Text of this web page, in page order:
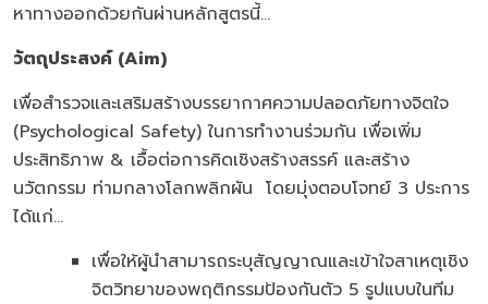
หาทางออกด้วยกันผ่านหลักสูตรนี้...
วัตถุประสงค์(Aim)
เพื่อสำรวจและเสริมสร้างบรรยากาศความปลอดภัยทางจิตใจ
(Psychological Safety) ในการทำงานร่วมกัน เพื่อเพิ่ม
ประสิทธิภาพ & เอื้อต่อการคิดเชิงสร้างสรรค์ และสร้าง
นวัตกรรม ท่ามกลางโลกพลิกผัน โดยมุ่งตอบโจทย์ 3 ประการ
ได้แก่...
เพื่อให้ผู้นำสามารถระบุสัญญาณและเข้าใจสาเหตุเชิง
จิตวิทยาของพฤติกรรมป้องกันตัว 5 รูปแบบในทีม